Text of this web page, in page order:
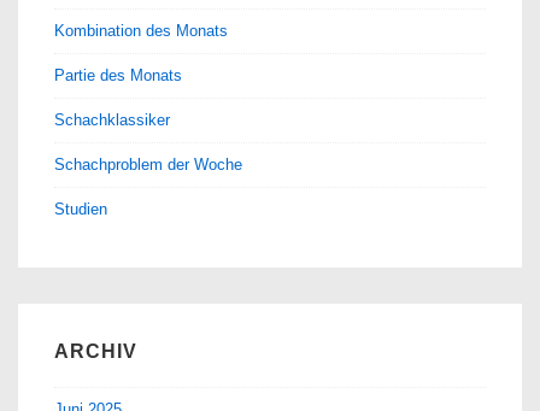
Kombination des Monats
Partie des Monats
Schachklassiker
Schachproblem der Woche
Studien
ARCHIV